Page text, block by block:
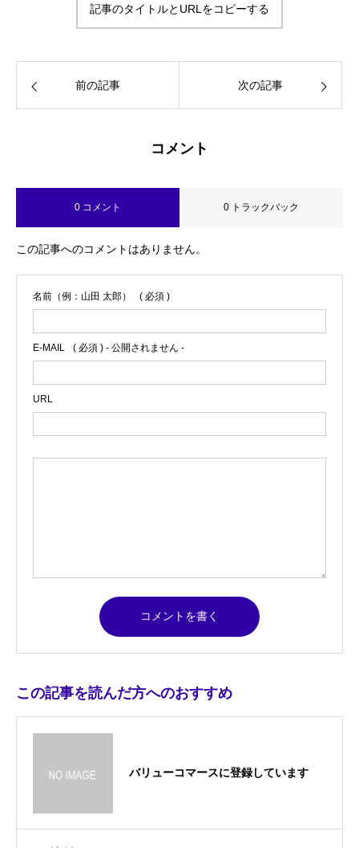
ンガーカウンセラー 漢検2級・図書館司
書・HSS型HSP気質・INFJ-T-O-C（外殻
字中毒
記事のタイトルとURLをコピーする
前の記事 次の記事
コメント
0 コメント 0 トラックバック
この記事へのコメントはありません。
名前（例：山田 太郎） ( 必須 )
E-MAIL ( 必須 ) - 公開されません -
URL
この記事を読んだ方へのおすすめ
バリューコマースに登録しています